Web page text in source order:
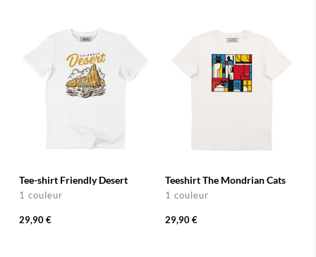
Tee-shirt Friendly Desert
1 couleur
29,90 €
Teeshirt The Mondrian Cats
1 couleur
29,90 €